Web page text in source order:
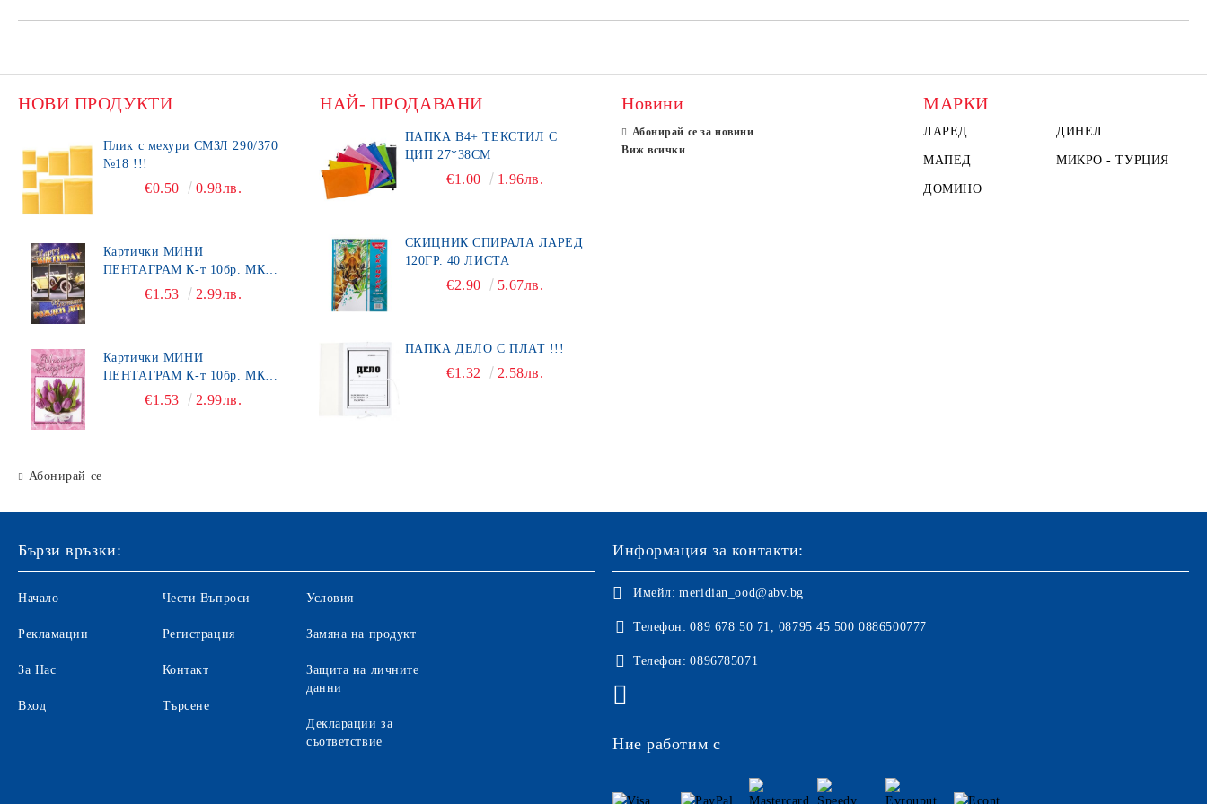
НОВИ ПРОДУКТИ
Плик с мехури СМЗЛ 290/370
№18 !!!
€0.50 0.98лв.
Картички МИНИ
ПЕНТАГРАМ К-т 10бр. МК
€1.53 2.99лв.
Картички МИНИ
ПЕНТАГРАМ К-т 10бр. МК
€1.53 2.99лв.
Абонирай се
НАЙ- ПРОДАВАНИ
ПАПКА В4+ ТЕКСТИЛ С
ЦИП 27*38СМ
€1.00 1.96лв.
СКИЦНИК СПИРАЛА ЛАРЕД
120ГР. 40 ЛИСТА
€2.90 5.67лв.
ПАПКА ДЕЛО С ПЛАТ !!!
€1.32 2.58лв.
Новини
Абонирай се за новини
Виж всички
МАРКИ
ЛАРЕД ДИНЕЛ
МАПЕД МИКРО - ТУРЦИЯ
ДОМИНО
Бързи връзки:
Начало
Рекламации
За Нас
Вход
Чести Въпроси
Регистрация
Контакт
Търсене
Условия
Замяна на продукт
Защита на личните
данни
Декларации за
съответствие
Информация за контакти:
Имейл: meridian_ood@abv.bg
Телефон: 089 678 50 71, 08795 45 500 0886500777
Телефон: 0896785071
Ние работим с